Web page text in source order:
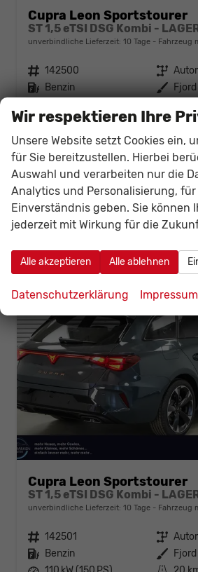
Cupra Leon Sportstourer
ST 1,5 eTSI DSG Kombi -
unverbindliche Lieferzeit: 10 Tage Fahrzeug
Fahrzeugnr. 142500 Getriebe
Kraftstoff Benzin Außenfarbe
01.05.2026
34.515,– €
incl. 19% MwSt.
Verbrauch kombiniert: 5,50 l/
CO2-Klasse: D
CO2-Emissionen:124,00 g/km
Cupra Leon Sportstourer
ST 1,5 eTSI DSG Kombi -
unverbindliche Lieferzeit: 10 Tage Fahrzeug
Fahrzeugnr. 142501 Getriebe
Kraftstoff Benzin Außenfarbe
Wir respektieren Ihre
Unsere Website setzt Cookies ein,
für Sie bereitzustellen. Hierbei
Auswahl und verarbeiten nur die
Analytics und Personalisierung, für
Einverständnis geben. Sie können
jederzeit mit Wirkung für die
Alle akzeptieren Alle ablehnen
Datenschutzerklärung Impressum